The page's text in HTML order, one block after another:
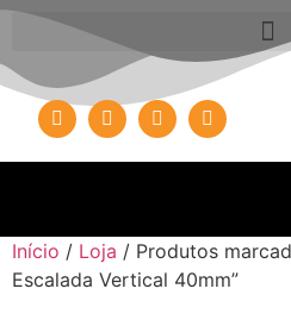
Início / Loja / Produtos
Escalada Vertical 40mm”